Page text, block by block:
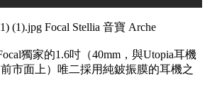
獨家的1.6吋（40mm，與Utopia耳機
市面上）唯二採用純鈹振膜的耳機之